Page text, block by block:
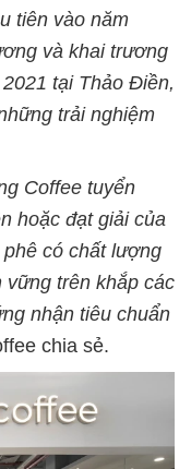
tiên vào năm
và khai trương
tại Thảo Điền,
trải nghiệm
Coffee tuyển
hoặc đạt giải của
có chất lượng
vững trên khắp các
nhận tiêu chuẩn
chia sẻ.